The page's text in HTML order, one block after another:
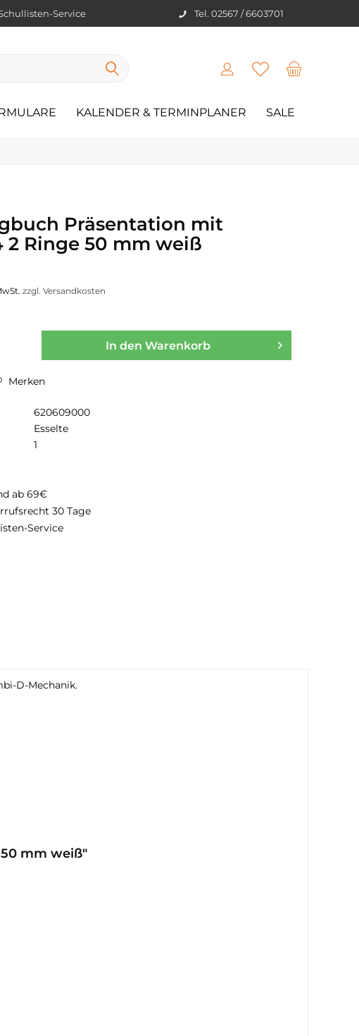
Service Tel. 02567 / 6603701
KALENDER & TERMINPLANER SALE
Präsentation mit
2 Ringe 50 mm weiß
zzgl. Versandkosten
In den Warenkorb
Merken
620609000
Esselte
1
ab 69€
30 Tage
Service
D-Mechanik.
mm weiß"